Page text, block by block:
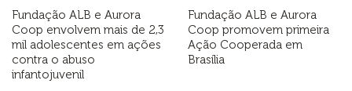
Fundação ALB e Aurora
Coop envolvem mais de 2,3
mil adolescentes em ações
contra o abuso
infantojuvenil
Fundação ALB e Aurora
Coop promovem primeira
Ação Cooperada em
Brasília